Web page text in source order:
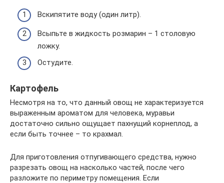
Вскипятите воду (один литр).
Всыпьте в жидкость розмарин – 1 столовую
ложку.
Остудите.
Картофель
Несмотря на то, что данный овощ не характеризуется
выраженным ароматом для человека, муравьи
достаточно сильно ощущает пахнущий корнеплод, а
если быть точнее – то крахмал.
Для приготовления отпугивающего средства, нужно
разрезать овощ на насколько частей, после чего
разложите по периметру помещения. Если